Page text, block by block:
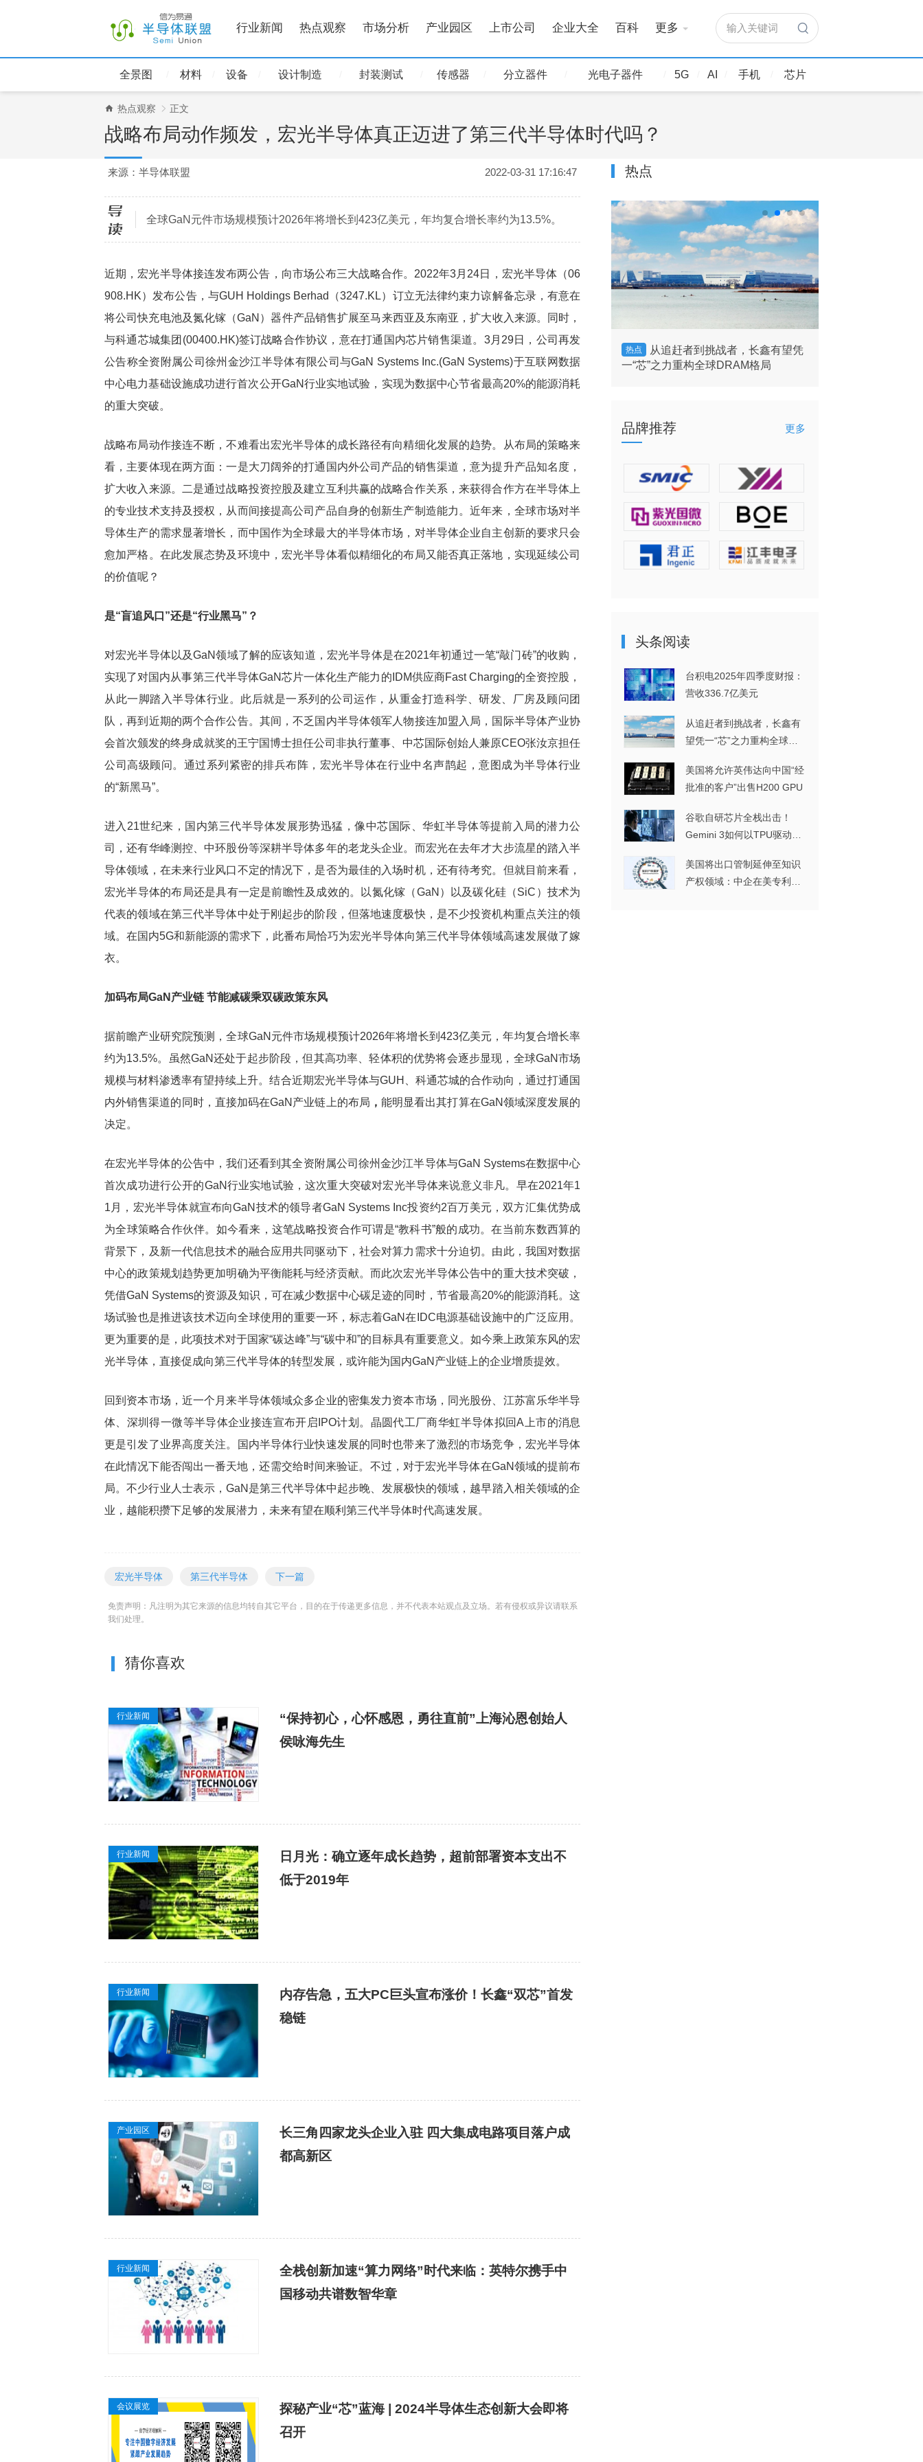
行业新闻 热点观察 市场分析 产业园区 上市公司 企业大全 百科 更多 输入关键词
全景图 材料 设备 设计制造 封装测试 传感器 分立器件 光电子器件 5G AI 手机 芯片
热点观察 正文
战略布局动作频发，宏光半导体真正迈进了第三代半导体时代吗？
来源：半导体联盟 2022-03-31 17:16:47
全球GaN元件市场规模预计2026年将增长到423亿美元，年均复合增长率约为13.5%。
近期，宏光半导体接连发布两公告，向市场公布三大战略合作。2022年3月24日，宏光半导体（06
908.HK）发布公告，与GUH Holdings Berhad（3247.KL）订立无法律约束力谅解备忘录，有意在
将公司快充电池及氮化镓（GaN）器件产品销售扩展至马来西亚及东南亚，扩大收入来源。同时，
与科通芯城集团(00400.HK)签订战略合作协议，意在打通国内芯片销售渠道。3月29日，公司再发
公告称全资附属公司徐州金沙江半导体有限公司与GaN Systems Inc.(GaN Systems)于互联网数据
中心电力基础设施成功进行首次公开GaN行业实地试验，实现为数据中心节省最高20%的能源消耗
的重大突破。
战略布局动作接连不断，不难看出宏光半导体的成长路径有向精细化发展的趋势。从布局的策略来
看，主要体现在两方面：一是大刀阔斧的打通国内外公司产品的销售渠道，意为提升产品知名度，
扩大收入来源。二是通过战略投资控股及建立互利共赢的战略合作关系，来获得合作方在半导体上
的专业技术支持及授权，从而间接提高公司产品自身的创新生产制造能力。近年来，全球市场对半
导体生产的需求显著增长，而中国作为全球最大的半导体市场，对半导体企业自主创新的要求只会
愈加严格。在此发展态势及环境中，宏光半导体看似精细化的布局又能否真正落地，实现延续公司
的价值呢？
是“盲追风口”还是“行业黑马”？
对宏光半导体以及GaN领域了解的应该知道，宏光半导体是在2021年初通过一笔“敲门砖”的收购，
实现了对国内从事第三代半导体GaN芯片一体化生产能力的IDM供应商Fast Charging的全资控股，
从此一脚踏入半导体行业。此后就是一系列的公司运作，从重金打造科学、研发、厂房及顾问团
队，再到近期的两个合作公告。其间，不乏国内半导体领军人物接连加盟入局，国际半导体产业协
会首次颁发的终身成就奖的王宁国博士担任公司非执行董事、中芯国际创始人兼原CEO张汝京担任
公司高级顾问。通过系列紧密的排兵布阵，宏光半导体在行业中名声鹊起，意图成为半导体行业
的“新黑马”。
进入21世纪来，国内第三代半导体发展形势迅猛，像中芯国际、华虹半导体等提前入局的潜力公
司，还有华峰测控、中环股份等深耕半导体多年的老龙头企业。而宏光在去年才大步流星的踏入半
导体领域，在未来行业风口不定的情况下，是否为最佳的入场时机，还有待考究。但就目前来看，
宏光半导体的布局还是具有一定是前瞻性及成效的。以氮化镓（GaN）以及碳化硅（SiC）技术为
代表的领域在第三代半导体中处于刚起步的阶段，但落地速度极快，是不少投资机构重点关注的领
域。在国内5G和新能源的需求下，此番布局恰巧为宏光半导体向第三代半导体领域高速发展做了嫁
衣。
加码布局GaN产业链 节能减碳乘双碳政策东风
据前瞻产业研究院预测，全球GaN元件市场规模预计2026年将增长到423亿美元，年均复合增长率
约为13.5%。虽然GaN还处于起步阶段，但其高功率、轻体积的优势将会逐步显现，全球GaN市场
规模与材料渗透率有望持续上升。结合近期宏光半导体与GUH、科通芯城的合作动向，通过打通国
内外销售渠道的同时，直接加码在GaN产业链上的布局 ， 能明显看出其打算在GaN领域深度发展的
决定。
在宏光半导体的公告中，我们还看到其全资附属公司徐州金沙江半导体与GaN Systems在数据中心
首次成功进行公开的GaN行业实地试验，这次重大突破对宏光半导体来说意义非凡。早在2021年1
1月，宏光半导体就宣布向GaN技术的领导者GaN Systems Inc投资约2百万美元，双方汇集优势成
为全球策略合作伙伴。如今看来，这笔战略投资合作可谓是“教科书”般的成功。在当前东数西算的
背景下，及新一代信息技术的融合应用共同驱动下，社会对算力需求十分迫切。由此，我国对数据
中心的政策规划趋势更加明确为平衡能耗与经济贡献。而此次宏光半导体公告中的重大技术突破，
凭借GaN Systems的资源及知识，可在减少数据中心碳足迹的同时，节省最高20%的能源消耗。这
场试验也是推进该技术迈向全球使用的重要一环，标志着GaN在IDC电源基础设施中的广泛应用。
更为重要的是，此项技术对于国家“碳达峰”与“碳中和”的目标具有重要意义。如今乘上政策东风的宏
光半导体，直接促成向第三代半导体的转型发展，或许能为国内GaN产业链上的企业增质提效。
回到资本市场，近一个月来半导体领域众多企业的密集发力资本市场，同光股份、江苏富乐华半导
体、深圳得一微等半导体企业接连宣布开启IPO计划。晶圆代工厂商华虹半导体拟回A上市的消息
更是引发了业界高度关注。国内半导体行业快速发展的同时也带来了激烈的市场竞争，宏光半导体
在此情况下能否闯出一番天地，还需交给时间来验证。不过，对于宏光半导体在GaN领域的提前布
局。不少行业人士表示，GaN是第三代半导体中起步晚、发展极快的领域，越早踏入相关领域的企
业，越能积攒下足够的发展潜力，未来有望在顺利第三代半导体时代高速发展。
宏光半导体 第三代半导体 下一篇
免责声明：凡注明为其它来源的信息均转自其它平台，目的在于传递更多信息，并不代表本站观点及立场。若有侵权或异议请联系
我们处理。
猜你喜欢
行业新闻
“保持初心，心怀感恩，勇往直前”上海沁恩创始人
侯咏海先生
行业新闻
日月光：确立逐年成长趋势，超前部署资本支出不
低于2019年
行业新闻
内存告急，五大PC巨头宣布涨价！长鑫“双芯”首发
稳链
产业园区
长三角四家龙头企业入驻 四大集成电路项目落户成
都高新区
行业新闻
全栈创新加速“算力网络”时代来临：英特尔携手中
国移动共谱数智华章
会议展览
探秘产业“芯”蓝海 | 2024半导体生态创新大会即将
召开
热点
3如何以TPU驱动实现多模态突破？
336.7亿美元
热点
从追赶者到挑战者，长鑫有望凭
一“芯”之力重构全球DRAM格局
品牌推荐 更多
头条阅读
台积电2025年四季度财报：
营收336.7亿美元
从追赶者到挑战者，长鑫有
望凭一“芯”之力重构全球
美国将允许英伟达向中国“经
批准的客户”出售H200 GPU
谷歌自研芯片全栈出击！
Gemini 3如何以TPU驱动实
美国将出口管制延伸至知识
产权领域：中企在美专利维